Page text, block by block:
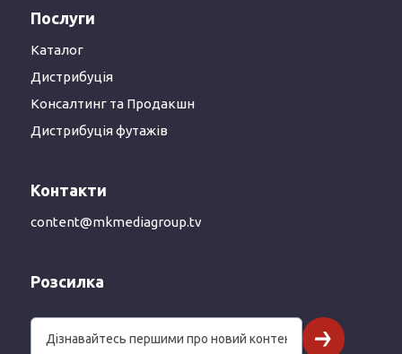
Послуги
Каталог
Дистрибуція
Консалтинг та Продакшн
Дистрибуція футажів
Контакти
content@mkmediagroup.tv
Розсилка